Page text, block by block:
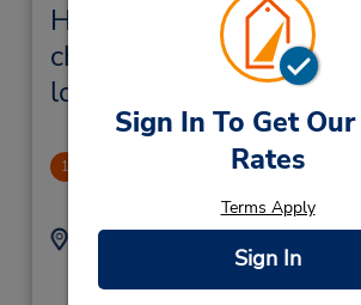
Sign In To Get
Rates
Terms Apply
Sign In
Herzliya Succursales
chez vous et succursales
location de véhicule
1 CLOSED August 5, 2025
Adresse :
Herzliya, 46725, Israel